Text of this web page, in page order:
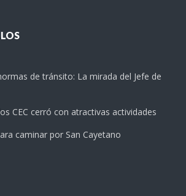
de tránsito: La mirada del Jefe de
CEC cerró con atractivas actividades
caminar por San Cayetano